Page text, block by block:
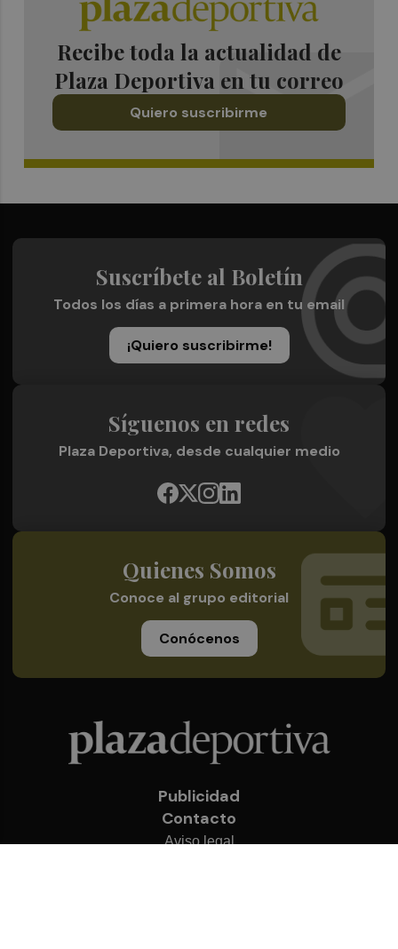
Recibe toda la actualidad de
Plaza Deportiva en tu correo
Quiero suscribirme
Suscríbete al Boletín
Todos los días a primera hora en tu email
¡Quiero suscribirme!
Síguenos en redes
Plaza Deportiva, desde cualquier medio
Quienes Somos
Conoce al grupo editorial
Conócenos
Publicidad
Contacto
Aviso legal